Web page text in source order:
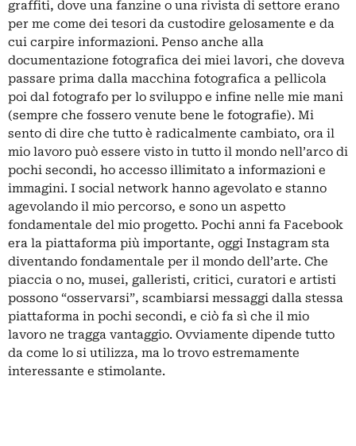
graffiti, dove una fanzine o una rivista di settore erano
per me come dei tesori da custodire gelosamente e da
cui carpire informazioni. Penso anche alla
documentazione fotografica dei miei lavori, che doveva
passare prima dalla macchina fotografica a pellicola
poi dal fotografo per lo sviluppo e infine nelle mie mani
(sempre che fossero venute bene le fotografie). Mi
sento di dire che tutto è radicalmente cambiato, ora il
mio lavoro può essere visto in tutto il mondo nell’arco di
pochi secondi, ho accesso illimitato a informazioni e
immagini. I social network hanno agevolato e stanno
agevolando il mio percorso, e sono un aspetto
fondamentale del mio progetto. Pochi anni fa Facebook
era la piattaforma più importante, oggi Instagram sta
diventando fondamentale per il mondo dell’arte. Che
piaccia o no, musei, galleristi, critici, curatori e artisti
possono “osservarsi”, scambiarsi messaggi dalla stessa
piattaforma in pochi secondi, e ciò fa sì che il mio
lavoro ne tragga vantaggio. Ovviamente dipende tutto
da come lo si utilizza, ma lo trovo estremamente
interessante e stimolante.